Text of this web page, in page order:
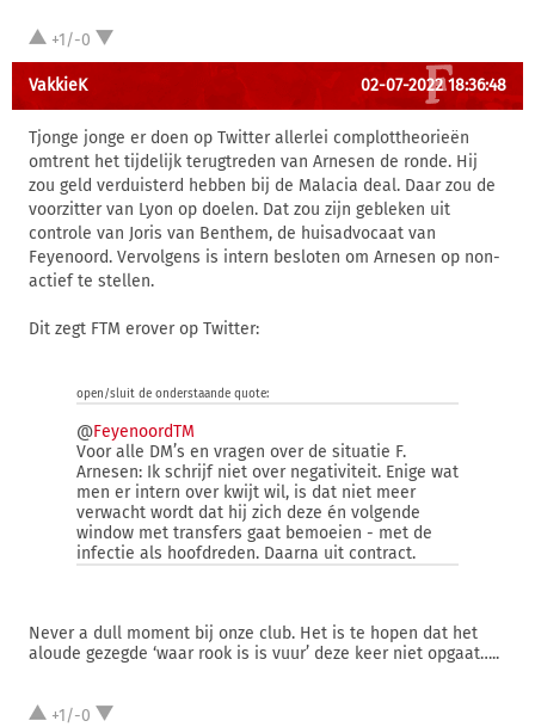
+1/-0
VakkieK 02-07-2022 18:36:48
Tjonge jonge er doen op Twitter allerlei complottheorieën
omtrent het tijdelijk terugtreden van Arnesen de ronde. Hij
zou geld verduisterd hebben bij de Malacia deal. Daar zou de
voorzitter van Lyon op doelen. Dat zou zijn gebleken uit
controle van Joris van Benthem, de huisadvocaat van
Feyenoord. Vervolgens is intern besloten om Arnesen op non-
actief te stellen.
Dit zegt FTM erover op Twitter:
open/sluit de onderstaande quote:
@FeyenoordTM
Voor alle DM’s en vragen over de situatie F.
Arnesen: Ik schrijf niet over negativiteit. Enige wat
men er intern over kwijt wil, is dat niet meer
verwacht wordt dat hij zich deze én volgende
window met transfers gaat bemoeien - met de
infectie als hoofdreden. Daarna uit contract.
Never a dull moment bij onze club. Het is te hopen dat het
aloude gezegde ‘waar rook is is vuur’ deze keer niet opgaat…..
+1/-0